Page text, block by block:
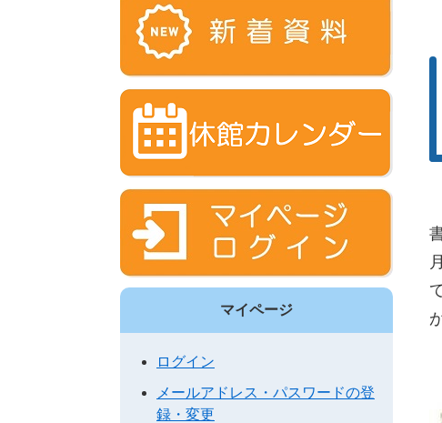
マイページ
ログイン
メールアドレス・パスワードの登
録・変更